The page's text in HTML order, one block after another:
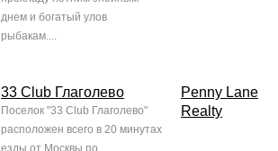
днем и богатый улов
рыбакам....
33 Club Глаголево
Поселок "33 Club Глаголево"
расположен всего в 20 минутах
езды от Москвы по
Penny Lane
Realty